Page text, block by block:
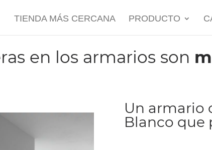
TIENDA MÁS CERCANA PRODUCTO
en los armarios son
Un armario
Blanco que